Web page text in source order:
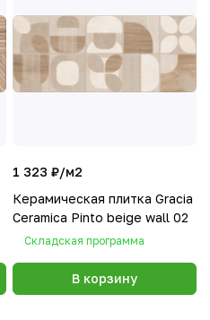
1 323 ₽/м2
Керамическая плитка Gracia
Сeramica Pinto beige wall 02
Складская программа
В корзину